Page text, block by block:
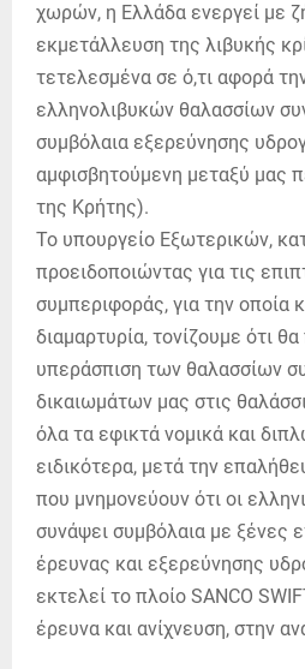
χωρών, η Ελλάδα ενεργεί με
εκμετάλλευση της λιβυκής
τετελεσμένα σε ό,τι αφορά
ελληνολιβυκών θαλασσίων
συμβόλαια εξερεύνησης
αμφισβητούμενη μεταξύ μας
της Κρήτης).
Το υπουργείο Εξωτερικών,
προειδοποιώντας για τις
συμπεριφοράς, για την οποία
διαμαρτυρία, τονίζουμε ότι
υπεράσπιση των θαλασσίων
δικαιωμάτων μας στις
όλα τα εφικτά νομικά και
ειδικότερα, μετά την
που μνημονεύουν ότι οι
συνάψει συμβόλαια με ξένες
έρευνας και εξερεύνησης
εκτελεί το πλοίο SANCO
έρευνα και ανίχνευση, στην